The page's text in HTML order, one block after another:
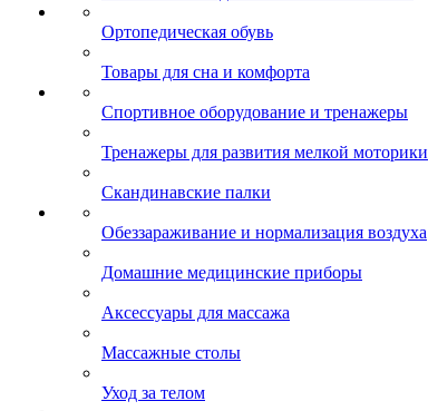
Ортопедическая обувь
Товары для сна и комфорта
Спортивное оборудование и тренажеры
Тренажеры для развития мелкой моторики
Скандинавские палки
Обеззараживание и нормализация воздуха
Домашние медицинские приборы
Аксессуары для массажа
Массажные столы
Уход за телом